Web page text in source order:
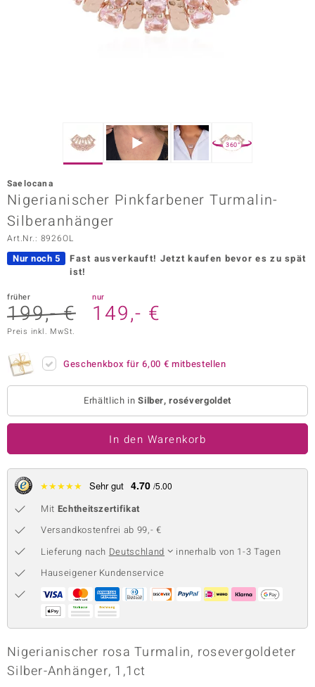
Vogue
Collection
BY DE MELO
Collection
Classics
360°
Saelocana
Nigerianischer Pinkfarbener Turmalin-
Silberanhänger
Art.Nr.: 8926OL
Nur noch 5 Fast ausverkauft! Jetzt kaufen bevor es zu spät
ist!
früher
199,- €
nur
149,- €
Preis inkl. MwSt.
Geschenkbox für6,00 € mitbestellen
Erhältlich inSilber, rosévergoldet
In den Warenkorb
★★★★★ Sehr gut 4.70 /5.00
Mit Echtheitszertifikat
Versandkostenfrei ab 99,- €
Lieferung nach Deutschland
innerhalb von 1-3 Tagen
Hauseigener Kundenservice
Nigerianischer rosa Turmalin, rosevergoldeter
Silber-Anhänger, 1,1ct